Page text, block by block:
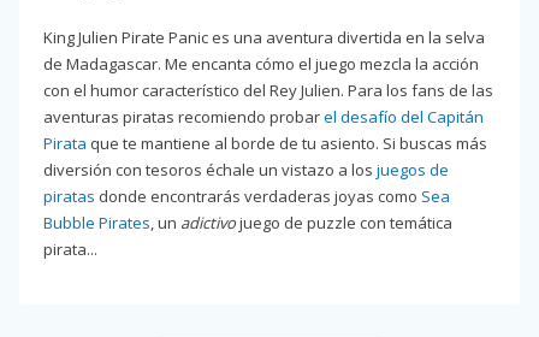
King Julien Pirate Panic es una aventura divertida en la selva
de Madagascar. Me encanta cómo el juego mezcla la acción
con el humor característico del Rey Julien. Para los fans de las
aventuras piratas recomiendo probarel desafío del Capitán
Pirata que te mantiene al borde de tu asiento. Si buscas más
diversión con tesoros échale un vistazo a los juegos de
piratas donde encontrarás verdaderas joyas como Sea
Bubble Pirates, un adictivojuego de puzzle con temática
pirata...